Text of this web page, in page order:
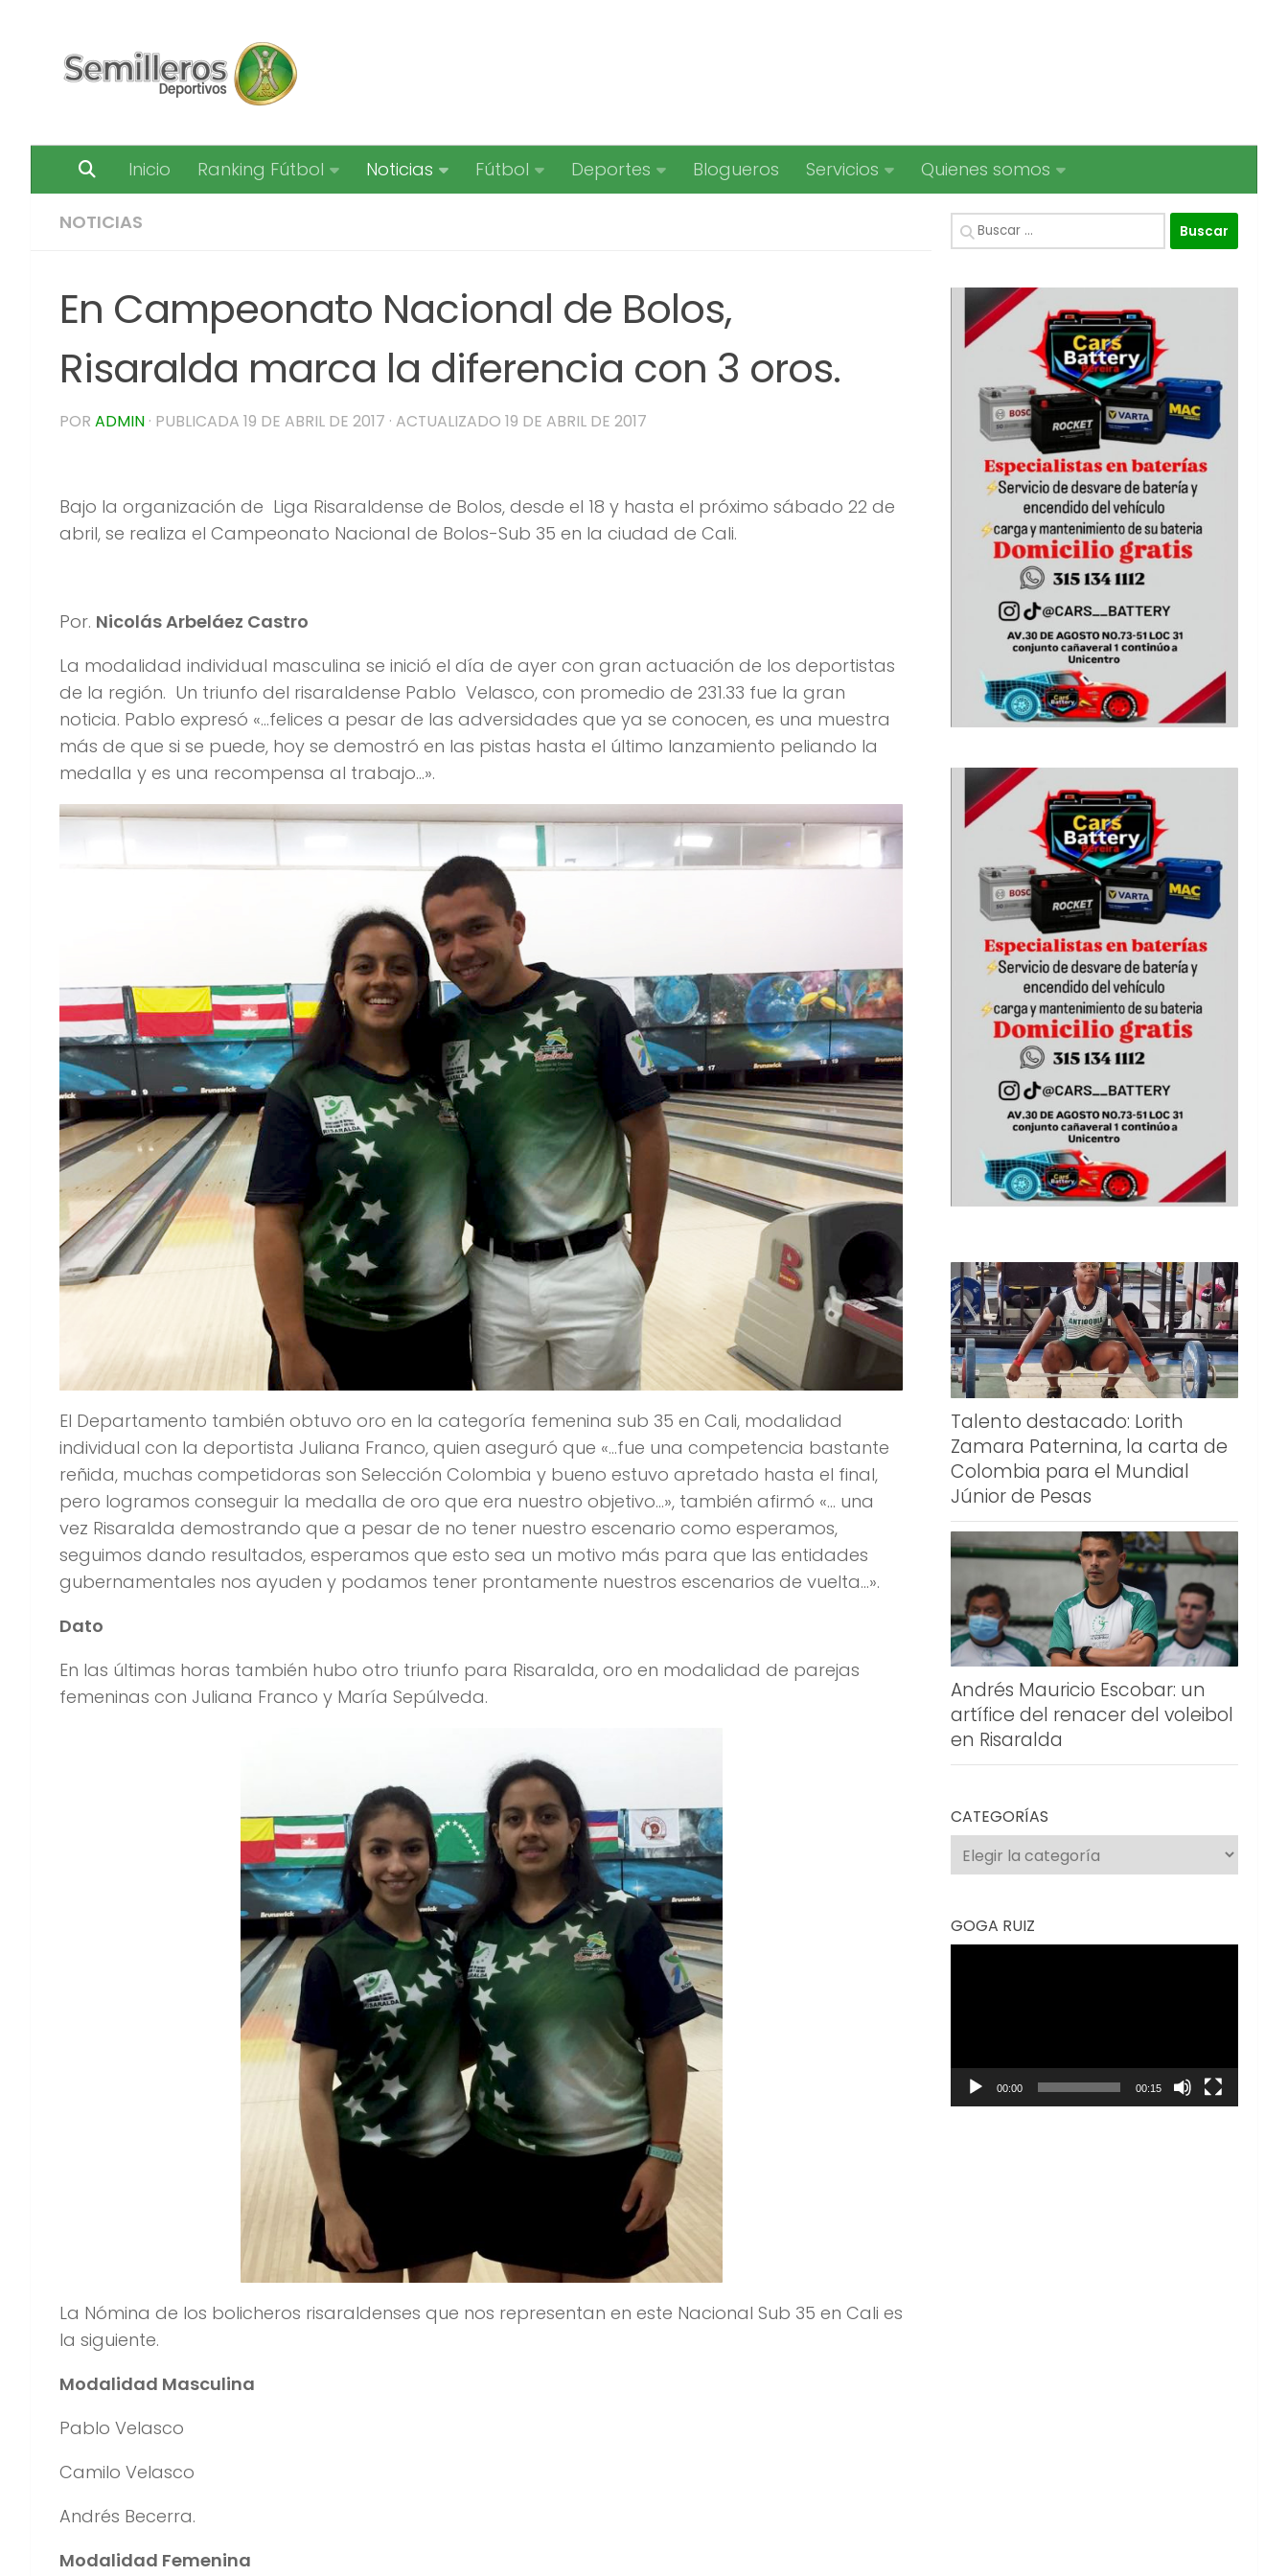
Inicio Ranking Fútbol Noticias Fútbol Deportes Blogueros Servicios Quienes somos
NOTICIAS
En Campeonato Nacional de Bolos,
Risaralda marca la diferencia con 3 oros.
POR ADMIN · PUBLICADA 19 DE ABRIL DE 2017 · ACTUALIZADO 19 DE ABRIL DE 2017
Bajo la organización de Liga Risaraldense de Bolos, desde el 18 y hasta el próximo sábado 22 de
abril, se realiza el Campeonato Nacional de Bolos-Sub 35 en la ciudad de Cali.
Por. Nicolás Arbeláez Castro
La modalidad individual masculina se inició el día de ayer con gran actuación de los deportistas
de la región. Un triunfo del risaraldense Pablo Velasco, con promedio de 231.33 fue la gran
noticia. Pablo expresó «…felices a pesar de las adversidades que ya se conocen, es una muestra
más de que si se puede, hoy se demostró en las pistas hasta el último lanzamiento peliando la
medalla y es una recompensa al trabajo…».
El Departamento también obtuvo oro en la categoría femenina sub 35 en Cali, modalidad
individual con la deportista Juliana Franco, quien aseguró que «…fue una competencia bastante
reñida, muchas competidoras son Selección Colombia y bueno estuvo apretado hasta el final,
pero logramos conseguir la medalla de oro que era nuestro objetivo…», también afirmó «… una
vez Risaralda demostrando que a pesar de no tener nuestro escenario como esperamos,
seguimos dando resultados, esperamos que esto sea un motivo más para que las entidades
gubernamentales nos ayuden y podamos tener prontamente nuestros escenarios de vuelta…».
Dato
En las últimas horas también hubo otro triunfo para Risaralda, oro en modalidad de parejas
femeninas con Juliana Franco y María Sepúlveda.
La Nómina de los bolicheros risaraldenses que nos representan en este Nacional Sub 35 en Cali es
la siguiente.
Modalidad Masculina
Pablo Velasco
Camilo Velasco
Andrés Becerra.
Modalidad Femenina
Buscar:
Talento destacado: Lorith
Zamara Paternina, la carta de
Colombia para el Mundial
Júnior de Pesas
Andrés Mauricio Escobar: un
artífice del renacer del voleibol
en Risaralda
CATEGORÍAS
Categorías
GOGA RUIZ
00:00 00:15